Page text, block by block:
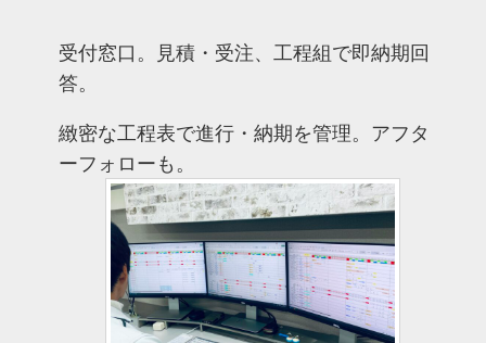
受付窓口。見積・受注、工程組で即納期回
答。
緻密な工程表で進行・納期を管理。アフタ
ーフォローも。